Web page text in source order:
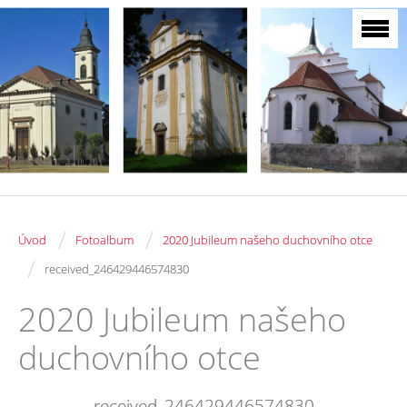
Úvod / Fotoalbum / 2020 Jubileum našeho duchovního otce
/ received_246429446574830
2020 Jubileum našeho
duchovního otce